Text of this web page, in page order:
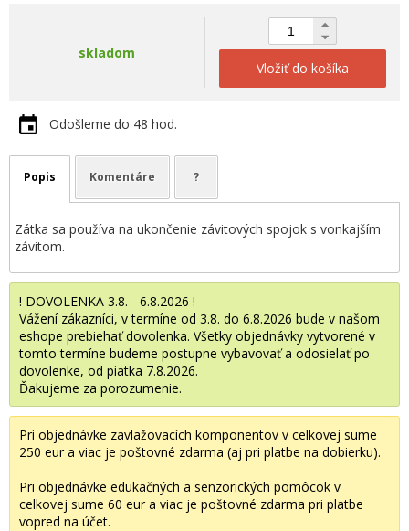
! DOVOLENKA 3.8. - 6.8.2026 !
Vážení zákazníci, v termíne od 3.8. do 6.8.2026 bude v našom
eshope prebiehať dovolenka. Všetky objednávky vytvorené v
tomto termíne budeme postupne vybavovať a odosielať po
dovolenke, od piatka 7.8.2026.
Ďakujeme za porozumenie.
Pri objednávke zavlažovacích komponentov v celkovej sume
250 eur a viac je poštovné zdarma (aj pri platbe na dobierku).
Pri objednávke edukačných a senzorických pomôcok v
celkovej sume 60 eur a viac je poštovné zdarma pri platbe
vopred na účet.
skladom
Vložiť do košíka
Odošleme do 48 hod.
Popis Komentáre ?
Zátka sa používa na ukončenie závitových spojok s vonkajším
závitom.